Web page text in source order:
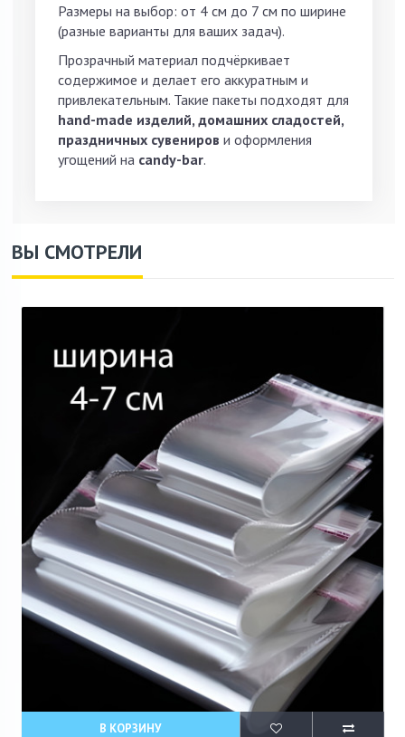
Размеры на выбор: от 4 см до 7 см по ширине
(разные варианты для ваших задач).
Прозрачный материал подчёркивает
содержимое и делает его аккуратным и
привлекательным. Такие пакеты подходят для
hand-made изделий, домашних сладостей,
праздничных сувениров и оформления
угощений на candy-bar.
ВЫ СМОТРЕЛИ
В КОРЗИНУ